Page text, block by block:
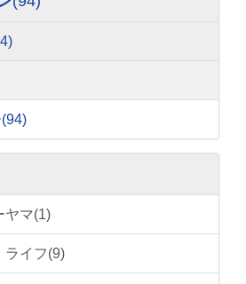
(94)
ヤマ(1)
ライフ(9)